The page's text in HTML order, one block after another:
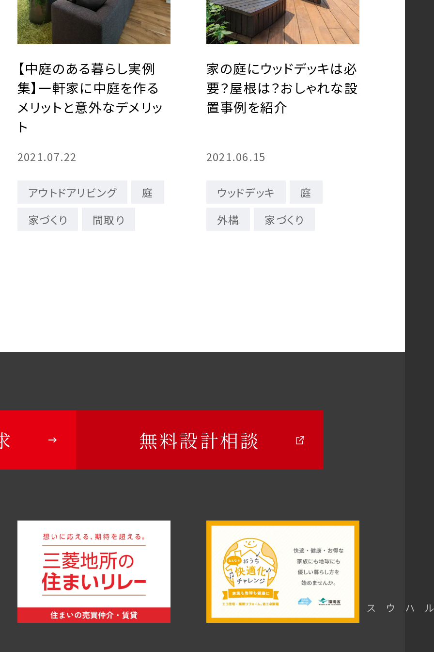
モデルハウス
【中庭のある暮らし実例
集】一軒家に中庭を作る
メリットと意外なデメリッ
ト
2021.07.22
アウトドアリビング
庭
家づくり
間取り
家の庭にウッドデッキは必
要？屋根は？おしゃれな設
置事例を紹介
2021.06.15
ウッドデッキ
庭
外構
家づくり
無料設計相談